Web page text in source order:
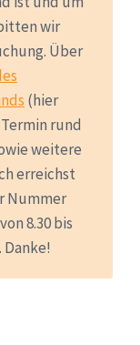
wir
Über
(hier
rund
weitere
erreichst
Nummer
8.30 bis
Danke!